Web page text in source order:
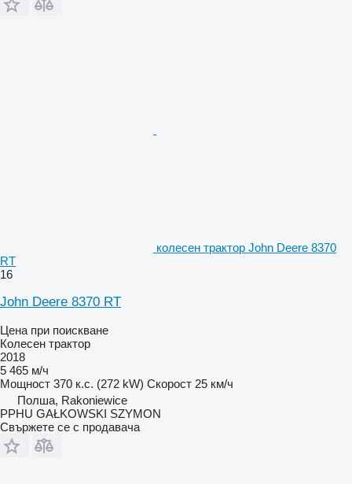
колесен трактор John Deere 8370
RT
16
John Deere 8370 RT
Цена при поискване
Колесен трактор
2018
5 465 м/ч
Мощност 370 к.с. (272 kW) Скорост 25 км/ч
Полша, Rakoniewice
PPHU GAŁKOWSKI SZYMON
Свържете се с продавача